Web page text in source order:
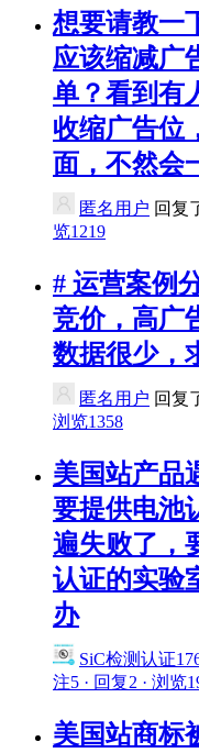
想要请教一
应该缩减广
单？看到有
收缩广告位
面，不然会
匿名用户 回复
览1219
# 运营案例
竞价，高广
数据很少，
匿名用户 回复
浏览1358
美国站产品
要提供电池
遍失败了，
认证的实验
办
SiC检测认证
注5 · 回复2 · 浏览
美国站商标